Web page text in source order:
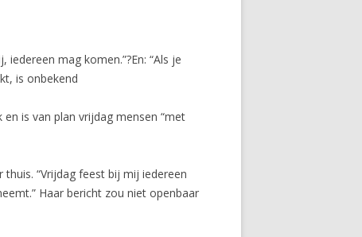
mag komen.”?En: “Als je
is onbekend
is van plan vrijdag mensen “met
“Vrijdag feest bij mij iedereen
Haar bericht zou niet openbaar